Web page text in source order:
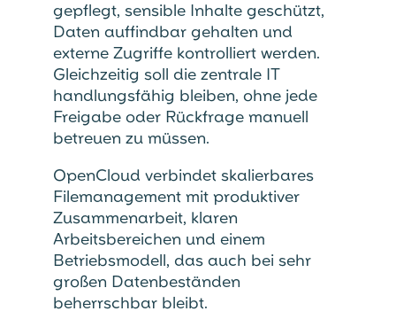
gepflegt, sensible Inhalte geschützt,
Daten auffindbar gehalten und
externe Zugriffe kontrolliert werden.
Gleichzeitig soll die zentrale IT
handlungsfähig bleiben, ohne jede
Freigabe oder Rückfrage manuell
betreuen zu müssen.
OpenCloud verbindet skalierbares
Filemanagement mit produktiver
Zusammenarbeit, klaren
Arbeitsbereichen und einem
Betriebsmodell, das auch bei sehr
großen Datenbeständen
beherrschbar bleibt.